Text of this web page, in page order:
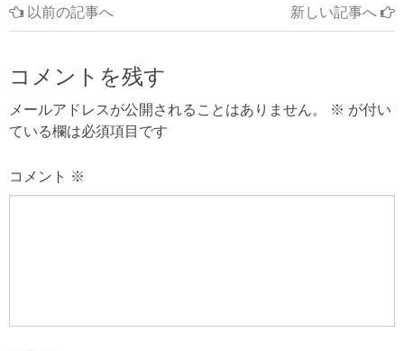
以前の記事へ 新しい記事へ
コメントを残す
メールアドレスが公開されることはありません。 ※ が付い
ている欄は必須項目です
コメント ※